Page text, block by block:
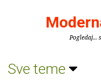
Pogledaj...
Sve teme